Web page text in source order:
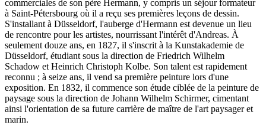
commerciales de son père Hermann, y compris un séjour formateur
à Saint-Pétersbourg où il a reçu ses premières leçons de dessin.
S'installant à Düsseldorf, l'auberge d'Hermann est devenue un lieu
de rencontre pour les artistes, nourrissant l'intérêt d'Andreas. À
seulement douze ans, en 1827, il s'inscrit à la Kunstakademie de
Düsseldorf, étudiant sous la direction de Friedrich Wilhelm
Schadow et Heinrich Christoph Kolbe. Son talent est rapidement
reconnu ; à seize ans, il vend sa première peinture lors d'une
exposition. En 1832, il commence son étude ciblée de la peinture de
paysage sous la direction de Johann Wilhelm Schirmer, cimentant
ainsi l'orientation de sa future carrière de maître de l'art paysager et
marin.